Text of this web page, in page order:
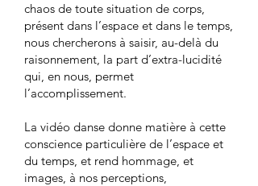
chaos de toute situation de corps,
présent dans l’espace et dans le temps,
nous chercherons à saisir, au-delà du
raisonnement, la part d’extra-lucidité
qui, en nous, permet
l’accomplissement.
La vidéo danse donne matière à cette
conscience particulière de l’espace et
du temps, et rend hommage, et
images, à nos perceptions,